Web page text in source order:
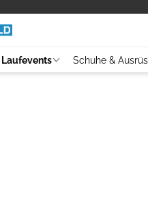
Laufevents Schuhe &